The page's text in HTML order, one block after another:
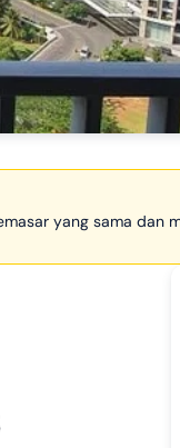
yang sama dan